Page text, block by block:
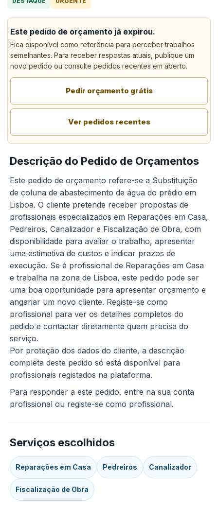
Este pedido de orçamento já expirou.
Fica disponível como referência para perceber trabalhos
semelhantes. Para receber respostas atuais, publique um
novo pedido ou consulte pedidos recentes em aberto.
Pedir orçamento grátis
Ver pedidos recentes
Descrição do Pedido de Orçamentos
Este pedido de orçamento refere-se a Substituição
de coluna de abastecimento de água do prédio em
Lisboa. O cliente pretende receber propostas de
profissionais especializados em Reparações em Casa,
Pedreiros, Canalizador e Fiscalização de Obra, com
disponibilidade para avaliar o trabalho, apresentar
uma estimativa de custos e indicar prazos de
execução. Se é profissional de Reparações em Casa
e trabalha na zona de Lisboa, este pedido pode ser
uma boa oportunidade para apresentar orçamento e
angariar um novo cliente. Registe-se como
profissional para ver os detalhes completos do
pedido e contactar diretamente quem precisa do
serviço.
Por proteção dos dados do cliente, a descrição
completa deste pedido só está disponível para
profissionais registados na plataforma.
Para responder a este pedido, entre na sua conta
profissional ou registe-se como profissional.
Serviços escolhidos
Reparações em Casa Pedreiros Canalizador
Fiscalização de Obra